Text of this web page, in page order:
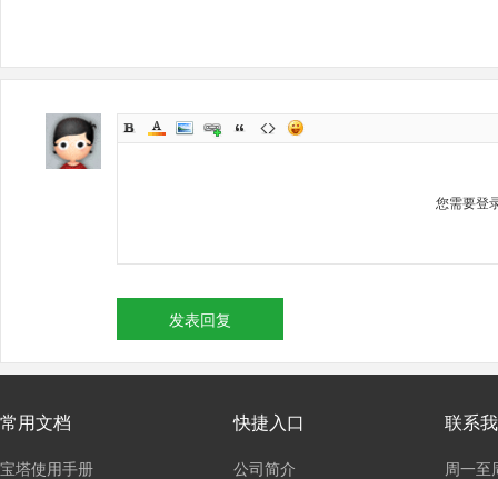
您需要登
发表回复
常用文档
宝塔使用手册
快捷入口
公司简介
联系
周一至